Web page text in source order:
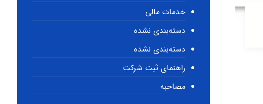
خدمات مالی
دسته‌بندی نشده
دسته‌بندی نشده
راهنمای ثبت شرکت
مصاحبه